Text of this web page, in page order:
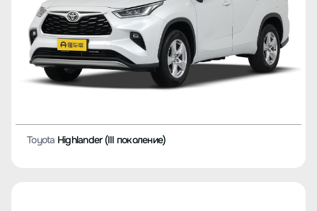
ToyotaAvalon